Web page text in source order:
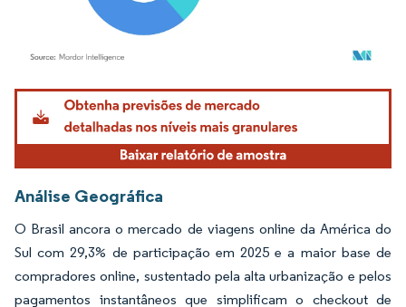
Imagem © Mordor Intelligence. O reuso requer atribuição conforme CC BY 4.0.
Análise Geográfica
O Brasil ancora o mercado de viagens online da América do
Sul com 29,3% de participação em 2025 e a maior base de
compradores online, sustentado pela alta urbanização e pelos
pagamentos instantâneos que simplificam o checkout de